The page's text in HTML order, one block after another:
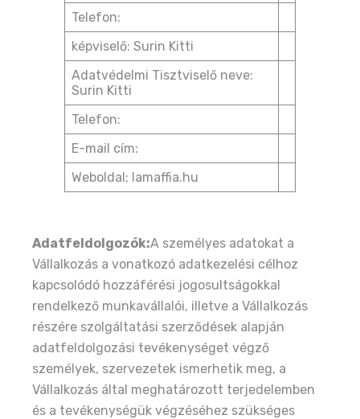
Telefon:
képviselő: Surin Kitti
Adatvédelmi Tisztviselő neve:
Surin Kitti
Telefon:
E-mail cím:
Weboldal: lamaffia.hu
Adatfeldolgozók:A személyes adatokat a
Vállalkozás a vonatkozó adatkezelési célhoz
kapcsolódó hozzáférési jogosultságokkal
rendelkező munkavállalói, illetve a Vállalkozás
részére szolgáltatási szerződések alapján
adatfeldolgozási tevékenységet végző
személyek, szervezetek ismerhetik meg, a
Vállalkozás által meghatározott terjedelemben
és a tevékenységük végzéséhez szükséges